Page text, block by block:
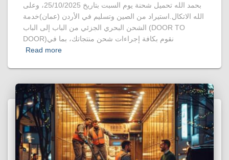
بحمد الله تحميل شحنة يوم السبت بتاريخ 25/10/2025، وعلى
الله الاتكال.استيراد من الصين وتسليم في الأردن (عمان)خدمة
الشحن البحري الجزئي من الباب إلى الباب (DOOR TO
DOOR)نقوم بكافة إجراءات شحن منتجاتك، بما في
Read more